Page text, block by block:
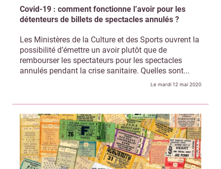
Covid-19 : comment fonctionne l’avoir pour les
détenteurs de billets de spectacles annulés ?
Les Ministères de la Culture et des Sports ouvrent la
possibilité d’émettre un avoir plutôt que de
rembourser les spectateurs pour les spectacles
annulés pendant la crise sanitaire. Quelles sont...
Le mardi 12 mai 2020